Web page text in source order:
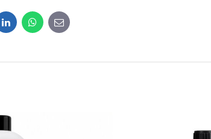
LinkedInWhatsApp
E-
mail